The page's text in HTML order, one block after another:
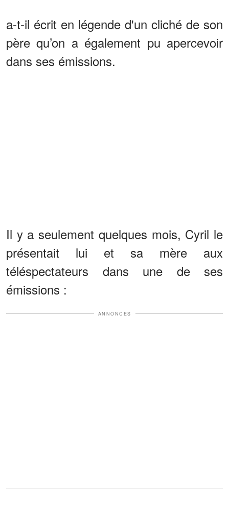
a-t-il écrit en légende d'un cliché de son
père qu’on a également pu apercevoir
dans ses émissions.
Il y a seulement quelques mois, Cyril le
présentait lui et sa mère aux
téléspectateurs dans une de ses
émissions :
ANNONCES